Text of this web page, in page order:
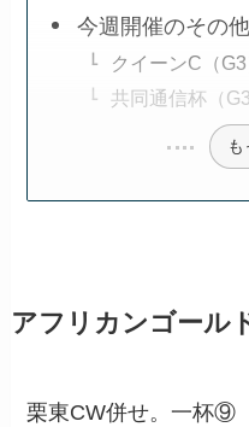
今週開催のその
クイーンC（G3
共同通信杯（G3
も
アフリカンゴー
栗東CW併せ。一杯⑨